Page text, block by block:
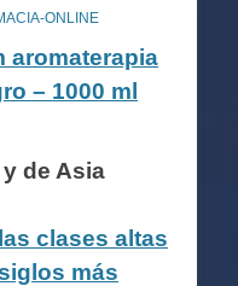
ONLINE
aromaterapia
– 1000 ml
de Asia
clases altas
más